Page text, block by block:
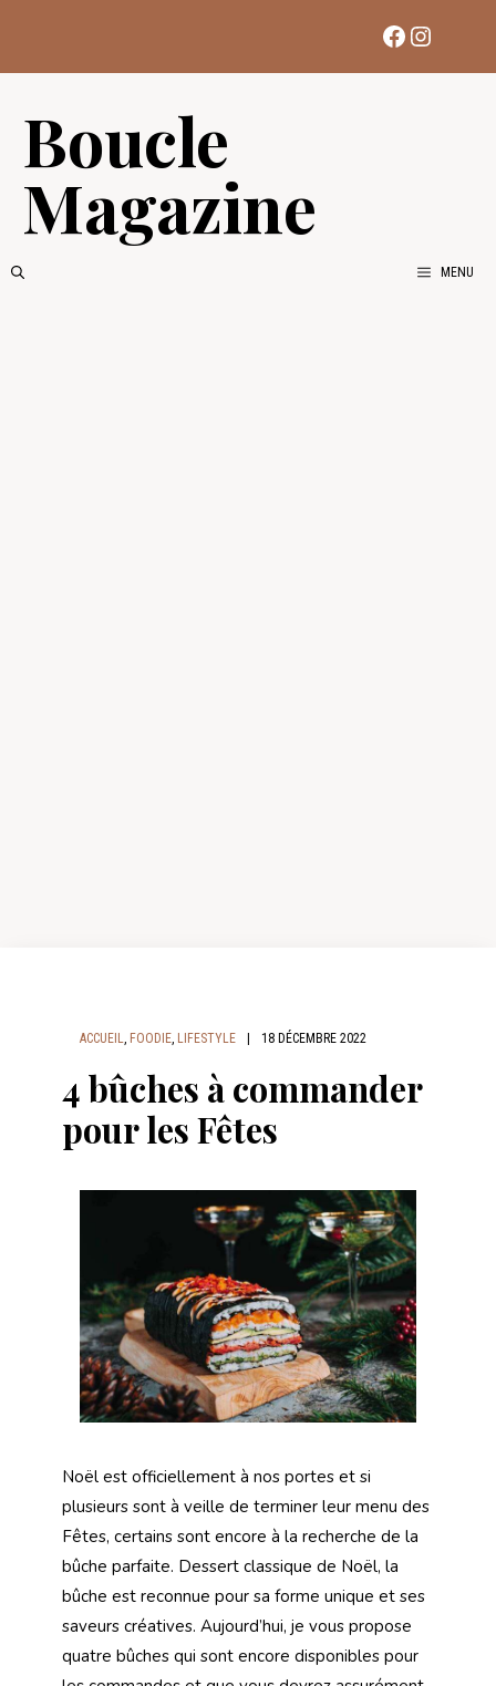
contenu
Facebook
Boucle
Magazine
MENU
ACCUEIL, FOODIE, LIFESTYLE 18 DÉCEMBRE 2022
4 bûches à commander
pour les Fêtes
Noël est officiellement à nos portes et si
plusieurs sont à veille de terminer leur menu des
Fêtes, certains sont encore à la recherche de la
bûche parfaite. Dessert classique de Noël, la
bûche est reconnue pour sa forme unique et ses
saveurs créatives. Aujourd’hui, je vous propose
quatre bûches qui sont encore disponibles pour